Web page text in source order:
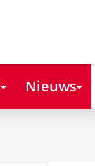
Nieuws